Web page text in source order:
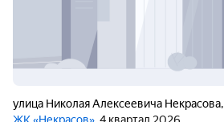
улица Николая Алексеевича Некрасова,